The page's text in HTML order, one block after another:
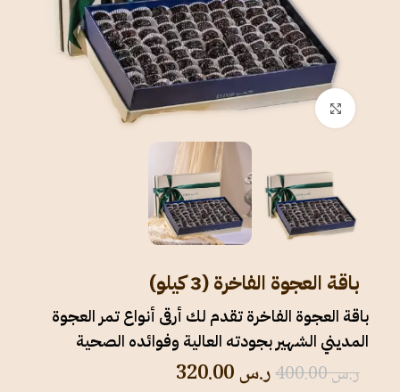
انقر للتكبير
باقة العجوة الفاخرة (3 كيلو)
باقة العجوة الفاخرة تقدم لك أرقى أنواع تمر العجوة
المديني الشهير بجودته العالية وفوائده الصحية
ر.س400.00 ر.س